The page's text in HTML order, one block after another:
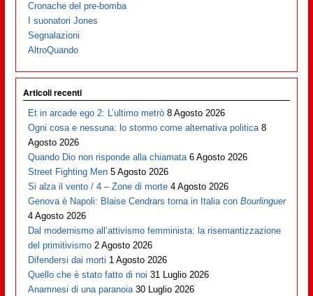
Cronache del pre-bomba
I suonatori Jones
Segnalazioni
AltroQuando
Articoli recenti
Et in arcade ego 2: L’ultimo metrò 8 Agosto 2026
Ogni cosa e nessuna: lo stormo come alternativa politica 8
Agosto 2026
Quando Dio non risponde alla chiamata 6 Agosto 2026
Street Fighting Men 5 Agosto 2026
Si alza il vento / 4 – Zone di morte 4 Agosto 2026
Genova è Napoli: Blaise Cendrars torna in Italia conBourlinguer
4 Agosto 2026
Dal modernismo all’attivismo femminista: la risemantizzazione
del primitivismo 2 Agosto 2026
Difendersi dai morti 1 Agosto 2026
Quello che è stato fatto di noi 31 Luglio 2026
Anamnesi di una paranoia 30 Luglio 2026